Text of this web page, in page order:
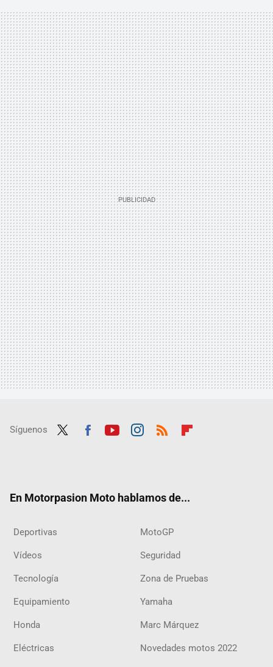
Síguenos
En Motorpasion Moto hablamos de...
Deportivas MotoGP
Vídeos Seguridad
Tecnología Zona de Pruebas
Equipamiento Yamaha
Honda Marc Márquez
Eléctricas Novedades motos 2022